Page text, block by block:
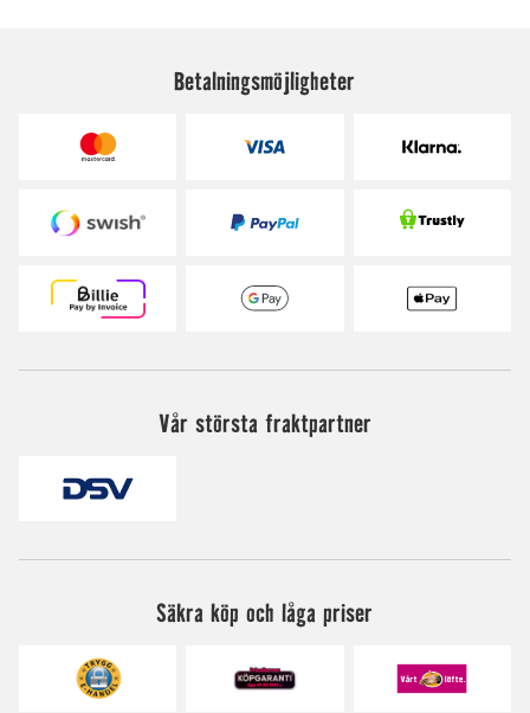
Betalningsmöjligheter
Vår största fraktpartner
Säkra köp och låga priser